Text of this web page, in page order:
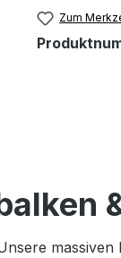
Zum